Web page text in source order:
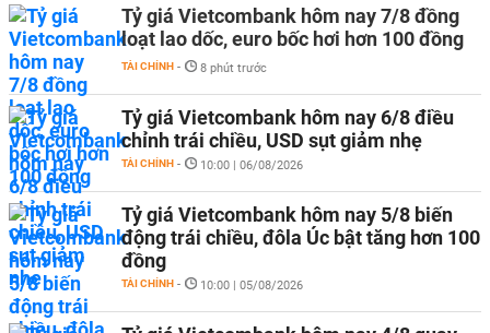
Tỷ giá Vietcombank hôm nay 7/8 đồng
loạt lao dốc, euro bốc hơi hơn 100 đồng
TÀI CHÍNH - 8 phút trước
Tỷ giá Vietcombank hôm nay 6/8 điều
chỉnh trái chiều, USD sụt giảm nhẹ
TÀI CHÍNH - 10:00 | 06/08/2026
Tỷ giá Vietcombank hôm nay 5/8 biến
động trái chiều, đôla Úc bật tăng hơn 100
đồng
TÀI CHÍNH - 10:00 | 05/08/2026